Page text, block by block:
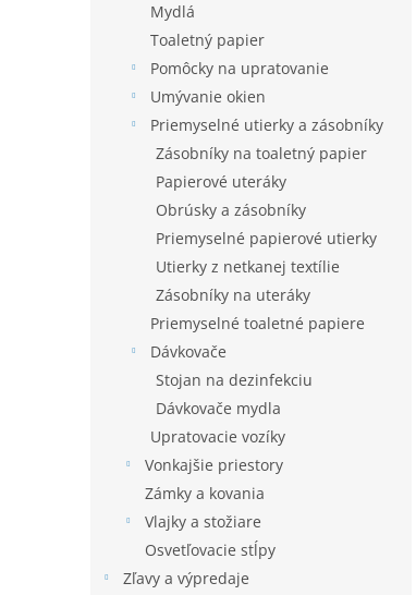
Mydlá
Toaletný papier
Pomôcky na upratovanie
Umývanie okien
Priemyselné utierky a zásobníky
Zásobníky na toaletný papier
Papierové uteráky
Obrúsky a zásobníky
Priemyselné papierové utierky
Utierky z netkanej textílie
Zásobníky na uteráky
Priemyselné toaletné papiere
Dávkovače
Stojan na dezinfekciu
Dávkovače mydla
Upratovacie vozíky
Vonkajšie priestory
Zámky a kovania
Vlajky a stožiare
Osvetľovacie stĺpy
Zľavy a výpredaje